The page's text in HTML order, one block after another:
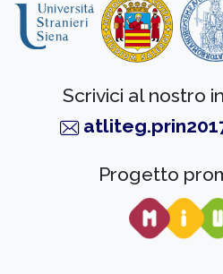
Scrivici al nostro
Progetto